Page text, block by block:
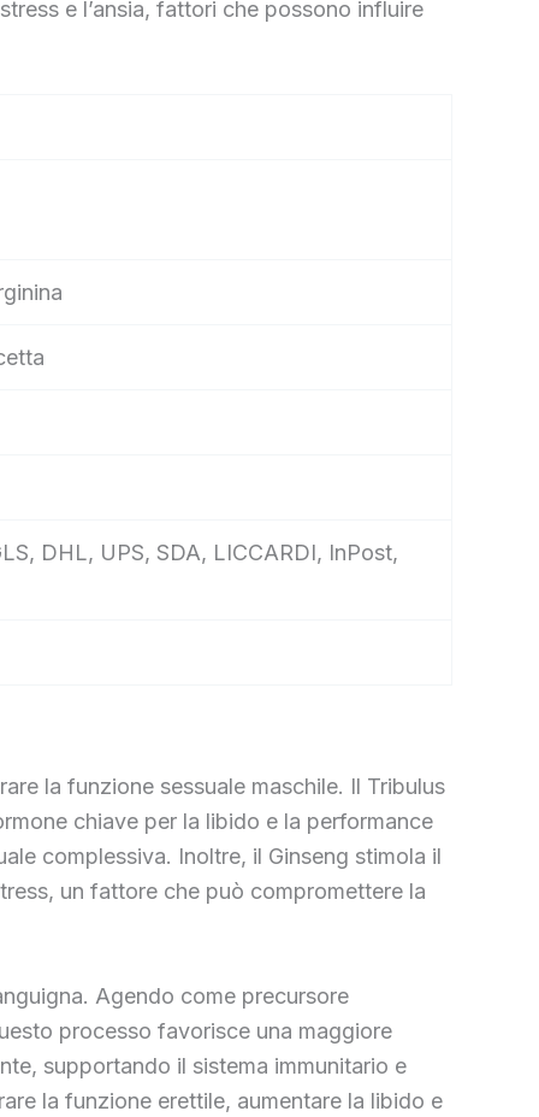
e l’ansia, fattori che possono influire
DHL, UPS, SDA, LICCARDI, InPost,
la funzione sessuale maschile. Il Tribulus
chiave per la libido e la performance
complessiva. Inoltre, il Ginseng stimola il
un fattore che può compromettere la
Agendo come precursore
processo favorisce una maggiore
supportando il sistema immunitario e
la funzione erettile, aumentare la libido e